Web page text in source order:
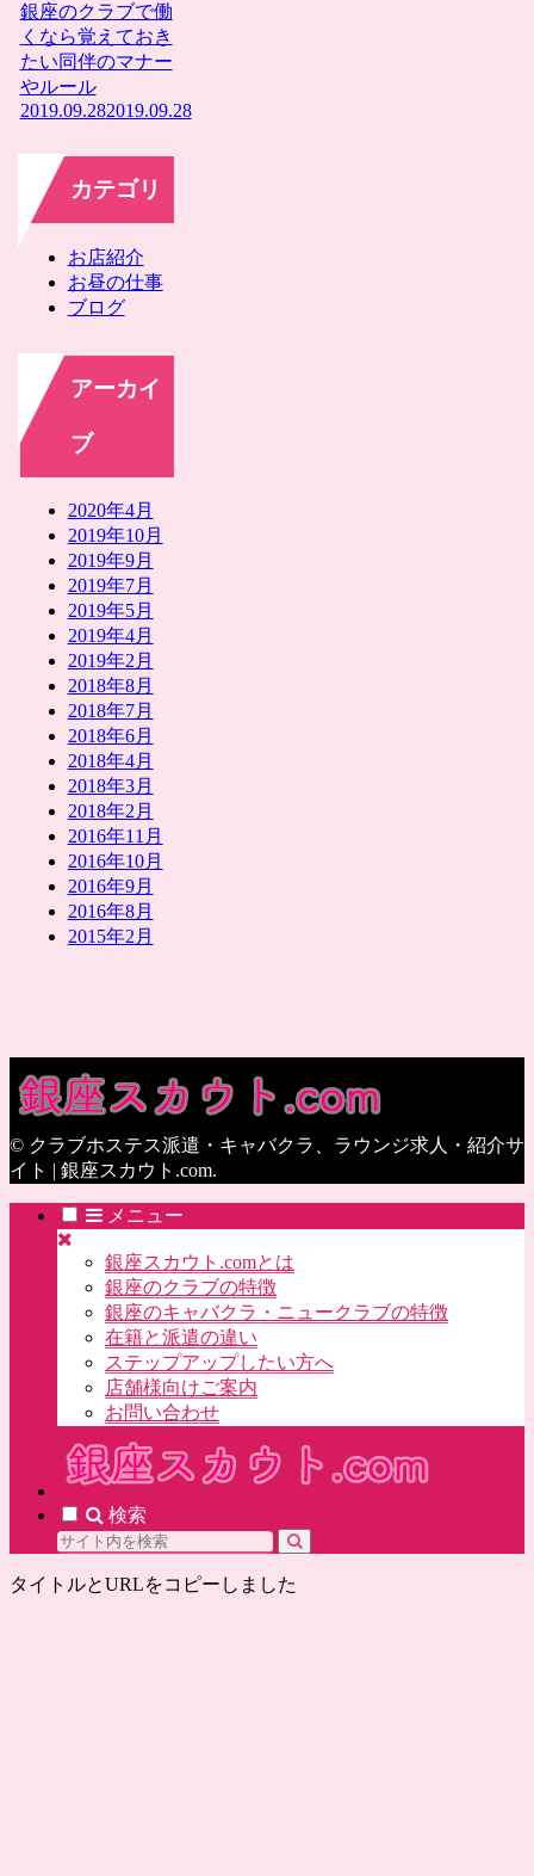
銀座のクラブで働
くなら覚えておき
たい同伴のマナー
やルール
2019.09.282019.09.28
カテゴリ
お店紹介
お昼の仕事
ブログ
アーカイ
ブ
2020年4月
2019年10月
2019年9月
2019年7月
2019年5月
2019年4月
2019年2月
2018年8月
2018年7月
2018年6月
2018年4月
2018年3月
2018年2月
2016年11月
2016年10月
2016年9月
2016年8月
2015年2月
© クラブホステス派遣・キャバクラ、ラウンジ求人・紹介サ
イト | 銀座スカウト.com.
メニュー
銀座スカウト.comとは
銀座のクラブの特徴
銀座のキャバクラ・ニュークラブの特徴
在籍と派遣の違い
ステップアップしたい方へ
店舗様向けご案内
お問い合わせ
検索
タイトルとURLをコピーしました